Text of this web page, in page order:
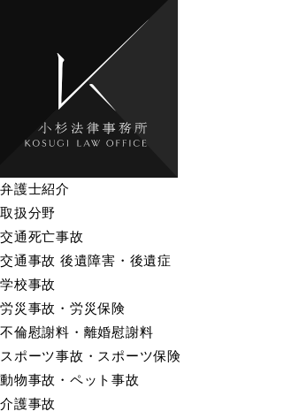
弁護士紹介
取扱分野
交通死亡事故
交通事故 後遺障害・後遺症
学校事故
労災事故・労災保険
不倫慰謝料・離婚慰謝料
スポーツ事故・スポーツ保険
動物事故・ペット事故
介護事故